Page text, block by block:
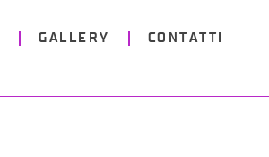
GALLERY CONTATTI